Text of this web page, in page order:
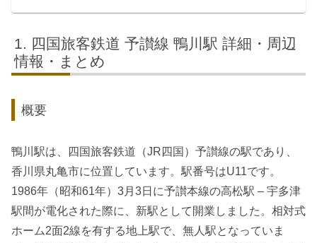
四国旅客鉄道 予讃線 鴨川駅 詳細・周辺
情報・まとめ
概要
鴨川駅は、四国旅客鉄道（JR四国）予讃線の駅であり、
香川県丸亀市に位置しています。駅番号はU11です。
1986年（昭和61年）3月3日に予讃本線の高松駅 – 宇多津
駅間が電化された際に、新駅として開業しました。相対式
ホーム2面2線を有する地上駅で、無人駅となっていま